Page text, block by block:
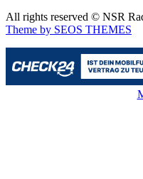
All rights reserved © NSR
Theme by SEOS THEMES